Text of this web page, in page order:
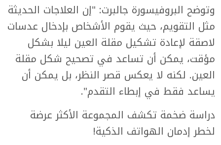
وتوضح البروفيسورة جالبرت: "إن العلاجات الحديثة
مثل التقويم، حيث يقوم الأشخاص بإدخال عدسات
لاصقة لإعادة تشكيل مقلة العين ليلا بشكل
مؤقت، يمكن أن تساعد في تصحيح شكل مقلة
العين. لكنه لا يعكس قصر النظر، بل يمكن أن
يساعد فقط في إبطاء التقدم".
دراسة ضخمة تكشف المجموعة الأكثر عرضة
لخطر إدمان الهواتف الذكية!